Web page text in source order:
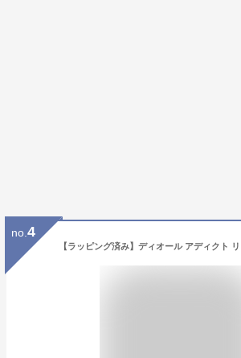
no. 4